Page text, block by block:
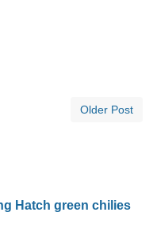
Older Post
Hatch green chilies